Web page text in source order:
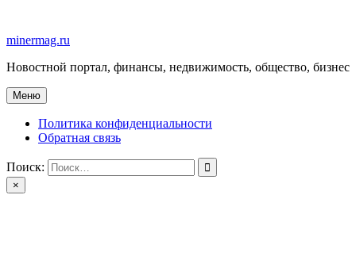
содержимому
minermag.ru
Новостной портал, финансы, недвижимость, общество, бизнес
Меню
Политика конфиденциальности
Обратная связь
Поиск:
×